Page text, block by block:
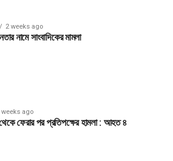
2 weeks ago
নামে সাংবাদিকের মামলা
weeks ago
ফেরার পর প্রতিপক্ষের হামলা : আহত ৪